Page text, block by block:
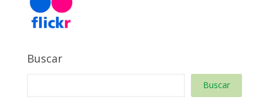
Buscar
Buscar